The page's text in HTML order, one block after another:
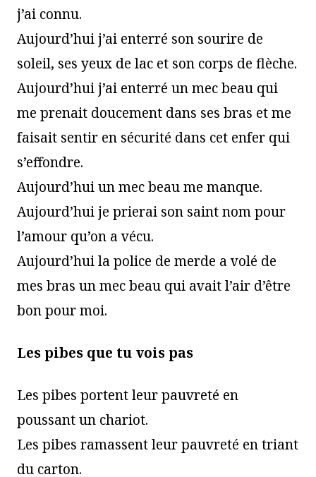
j’ai connu.
Aujourd’hui j’ai enterré son sourire de
soleil, ses yeux de lac et son corps de flèche.
Aujourd’hui j’ai enterré un mec beau qui
me prenait doucement dans ses bras et me
faisait sentir en sécurité dans cet enfer qui
s’effondre.
Aujourd’hui un mec beau me manque.
Aujourd’hui je prierai son saint nom pour
l’amour qu’on a vécu.
Aujourd’hui la police de merde a volé de
mes bras un mec beau qui avait l’air d’être
bon pour moi.
Les pibes que tu vois pas
Les pibes portent leur pauvreté en
poussant un chariot.
Les pibes ramassent leur pauvreté en triant
du carton.